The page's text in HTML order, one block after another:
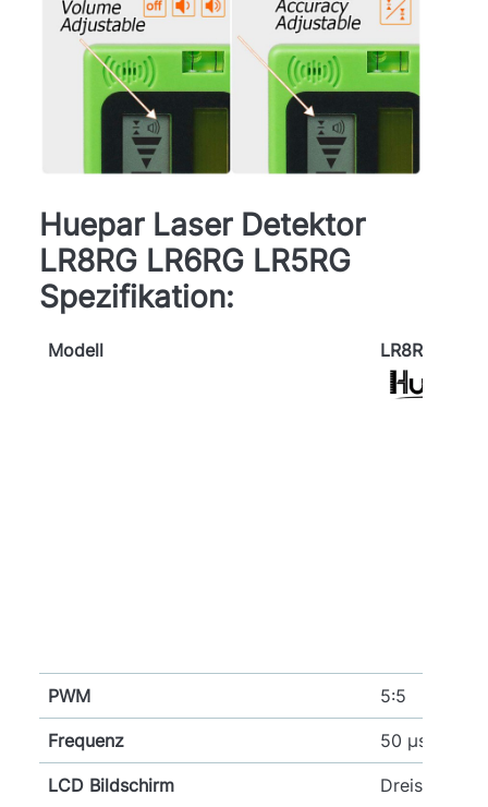
Huepar Laser Detektor
LR8RG LR6RG LR5RG
Spezifikation:
Modell LR8RG
PWM 5:5
Frequenz 50 μs
LCD Bildschirm Dreiseitige